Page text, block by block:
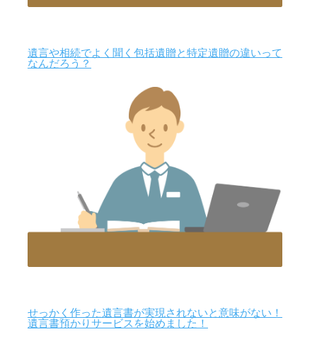
遺言や相続でよく聞く包括遺贈と特定遺贈の違いって
なんだろう？
せっかく作った遺言書が実現されないと意味がない！
遺言書預かりサービスを始めました！